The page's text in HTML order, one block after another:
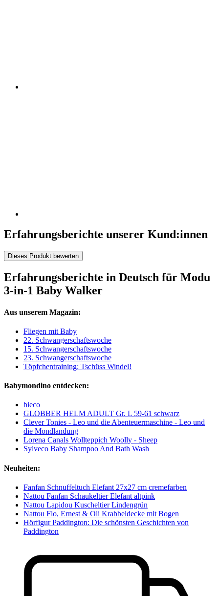
Erfahrungsberichte unserer Kund:innen
Dieses Produkt bewerten
Erfahrungsberichte in Deutsch für Modu
3-in-1 Baby Walker
Aus unserem Magazin:
Fliegen mit Baby
22. Schwangerschaftswoche
15. Schwangerschaftswoche
23. Schwangerschaftswoche
Töpfchentraining: Tschüss Windel!
Babymondino entdecken:
bieco
GLOBBER HELM ADULT Gr. L 59-61 schwarz
Clever Tonies - Leo und die Abenteuermaschine - Leo und
die Mondlandung
Lorena Canals Wollteppich Woolly - Sheep
Sylveco Baby Shampoo And Bath Wash
Neuheiten:
Fanfan Schnuffeltuch Elefant 27x27 cm cremefarben
Nattou Fanfan Schaukeltier Elefant altpink
Nattou Lapidou Kuscheltier Lindengrün
Nattou Flo, Ernest & Oli Krabbeldecke mit Bogen
Hörfigur Paddington: Die schönsten Geschichten von
Paddington